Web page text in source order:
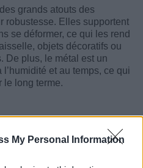
My Personal Information
des grands atouts des
robustesse. Elles supportent
se déformer, ce qui les rend
objets décoratifs ou
De plus, le métal est un
et au temps, ce qui
le long terme.